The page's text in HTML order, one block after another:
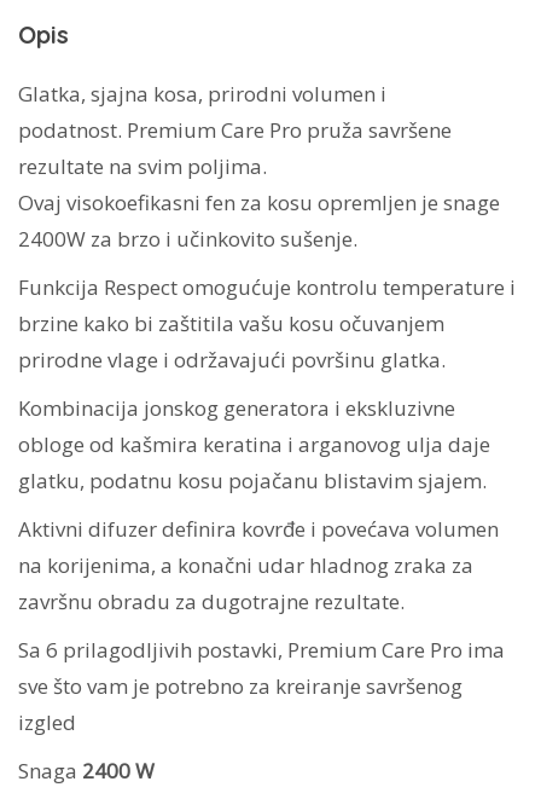
Opis
Glatka, sjajna kosa, prirodni volumen i
podatnost. Premium Care Pro pruža savršene
rezultate na svim poljima.
Ovaj visokoefikasni fen za kosu opremljen je snage
2400W za brzo i učinkovito sušenje.
Funkcija Respect omogućuje kontrolu temperature i
brzine kako bi zaštitila vašu kosu očuvanjem
prirodne vlage i održavajući površinu glatka.
Kombinacija jonskog generatora i ekskluzivne
obloge od kašmira keratina i arganovog ulja daje
glatku, podatnu kosu pojačanu blistavim sjajem.
Aktivni difuzer definira kovrđe i povećava volumen
na korijenima, a konačni udar hladnog zraka za
završnu obradu za dugotrajne rezultate.
Sa 6 prilagodljivih postavki, Premium Care Pro ima
sve što vam je potrebno za kreiranje savršenog
izgled
Snaga 2400 W